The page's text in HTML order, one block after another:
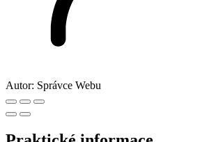
Autor: Správce Webu